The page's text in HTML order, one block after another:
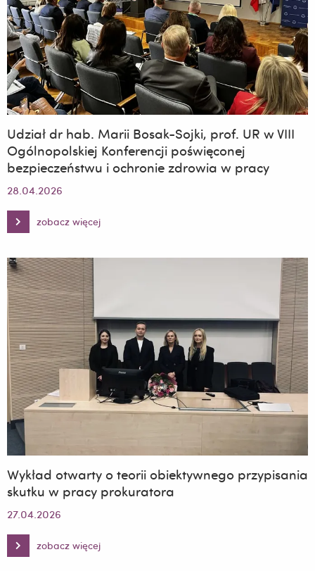
Udział dr hab. Marii Bosak-Sojki, prof. UR w VIII
Ogólnopolskiej Konferencji poświęconej
bezpieczeństwu i ochronie zdrowia w pracy
28.04.2026
zobacz więcej
Udział
dr
Marii
Bosak-
Sojki,
prof.
UR
w
VIII
Ogólnopolskiej
Konferencji
poświęconej
bezpieczeństwu
ochronie
zdrowia
w
pracy
Wykład otwarty o teorii obiektywnego przypisania
skutku w pracy prokuratora
27.04.2026
zobacz więcej
Wykład
otwarty